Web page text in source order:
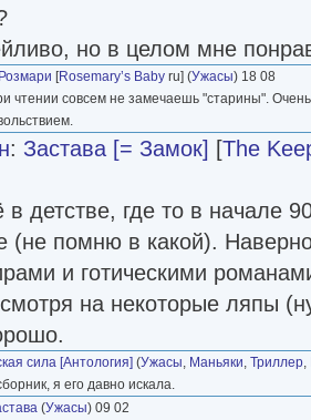
но в целом мне
[Rosemary’s Baby ru] (Ужасы) 18 08
чтении совсем не замечаешь "старины".
: Застава [= Замок] [The
в детстве, где то в начале
(не помню в какой).
и готическими
на некоторые ляпы
сила [Антология] (Ужасы, Маньяки, Триллер,
я его давно искала.
(Ужасы) 09 02